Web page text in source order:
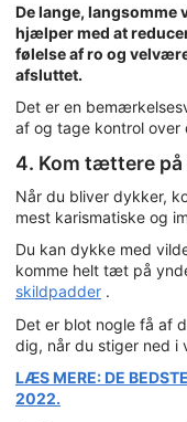
De lange,
hjælper med at
følelse af ro og
afsluttet.
Det er en
af og tage kontrol over
4. Kom tættere
Når du bliver dykker,
mest karismatiske og
Du kan dykke med
komme helt tæt på
skildpadder .
Det er blot nogle få af
dig, når du stiger ned i
LÆS MERE: DE
2022.